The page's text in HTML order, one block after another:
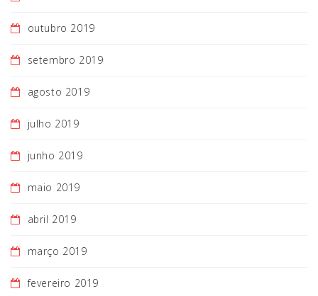
outubro 2019
setembro 2019
agosto 2019
julho 2019
junho 2019
maio 2019
abril 2019
março 2019
fevereiro 2019